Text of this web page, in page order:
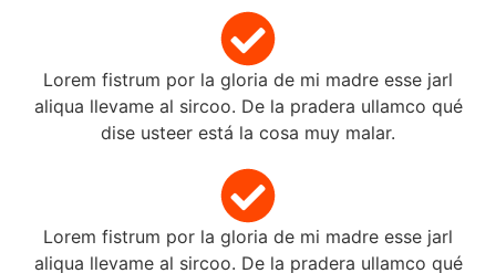
Lorem fistrum por la gloria de mi madre esse jarl
aliqua llevame al sircoo. De la pradera ullamco qué
dise usteer está la cosa muy malar.
Lorem fistrum por la gloria de mi madre esse jarl
aliqua llevame al sircoo. De la pradera ullamco qué